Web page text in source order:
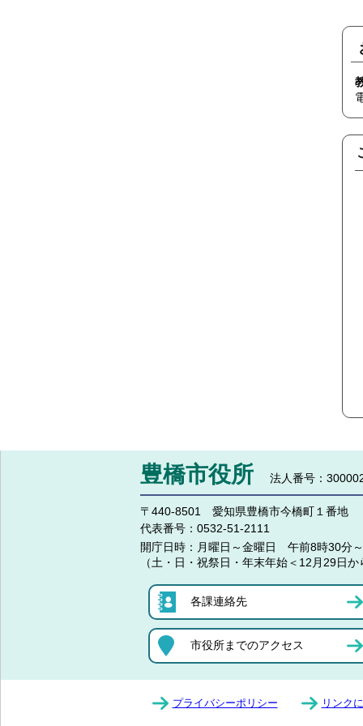
豊橋市役所 法人番号：
〒440-8501 愛知県豊橋市今橋町１番地
代表番号： 0532-51-2111
開庁日時： 月曜日～金曜日 午前8時30分
（土・日・祝祭日・年末年始＜12月29日か
各課連絡先
市役所までのアクセス
プライバシーポリシー リンク